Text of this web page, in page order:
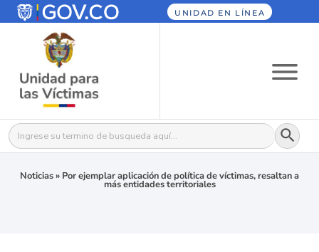
UNIDAD EN LÍNEA
Buscar: Botón
Noticias» Por ejemplar aplicación de política de víctimas, resaltan a
más entidades territoriales